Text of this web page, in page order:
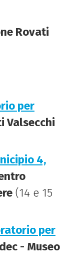
Rovati
per
Valsecchi
4,
(14 e 15
per
- Museo